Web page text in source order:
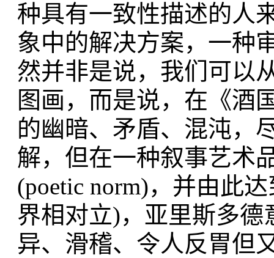
种具有一致性描述的人
象中的解决方案，一种
然并非是说，我们可以
图画，而是说，在《酒
的幽暗、矛盾、混沌，
解，但在一种叙事艺术
(poetic norm)，并由此
界相对立)，亚里斯多
异、滑稽、令人反胃但